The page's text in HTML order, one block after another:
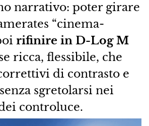
narrativo: poter girare
“cinema-
rifinire in D-Log M
ricca, flessibile, che
di contrasto e
sgretolarsi nei
controluce.